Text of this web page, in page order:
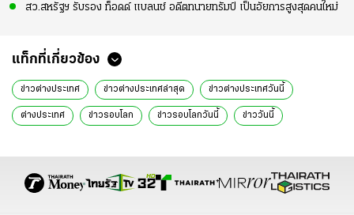
สว.สหรัฐฯ รับรอง ท็อดด์ แบลนช์ อดีตทนายทรัมป์ เป็นอัยการสูงสุดคนใหม่
แท็กที่เกี่ยวข้อง
ข่าวต่างประเทศ ข่าวต่างประเทศล่าสุด ข่าวต่างประเทศวันนี้
ต่างประเทศ ข่าวรอบโลก ข่าวรอบโลกวันนี้ ข่าววันนี้